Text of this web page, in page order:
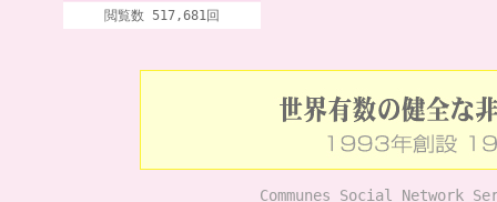
閲覧数 517,681回
Communes Social Network